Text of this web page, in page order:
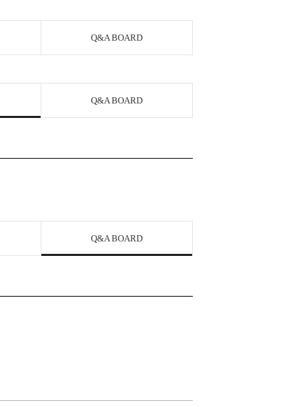
Q&A BOARD
Q&A BOARD
Q&A BOARD